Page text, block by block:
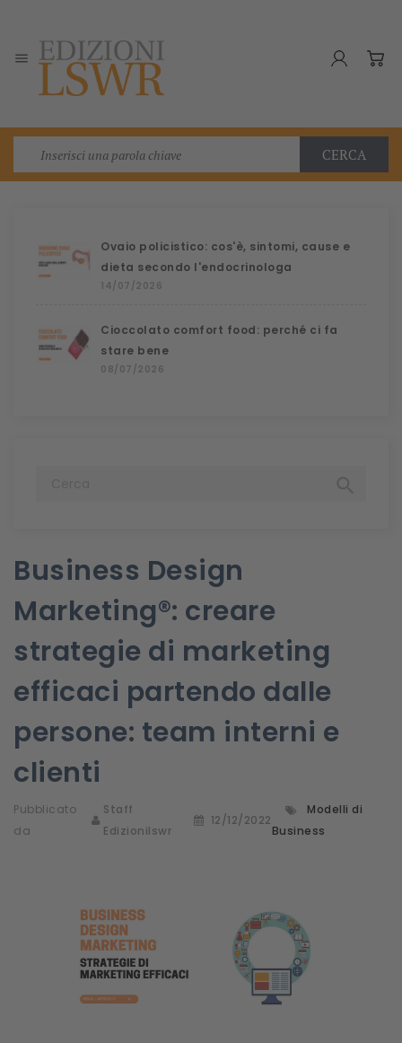

CERCA
Ovaio policistico: cos'è, sintomi, cause e
dieta secondo l'endocrinologa
14/07/2026
Cioccolato comfort food: perché ci fa
stare bene
08/07/2026
Business Design
Marketing®: creare
strategie di marketing
efficaci partendo dalle
persone: team interni e
clienti
Pubblicato
da
Staff
Edizionilswr
12/12/2022
Modelli di
Business